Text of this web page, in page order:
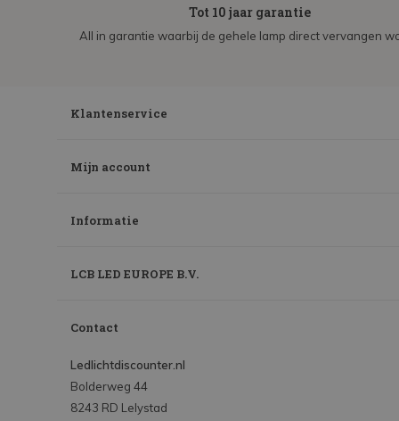
Tot 10 jaar garantie
All in garantie waarbij de gehele lamp direct vervangen
Klantenservice
Mijn account
Informatie
LCB LED EUROPE B.V.
Contact
Ledlichtdiscounter.nl
Bolderweg 44
8243 RD Lelystad